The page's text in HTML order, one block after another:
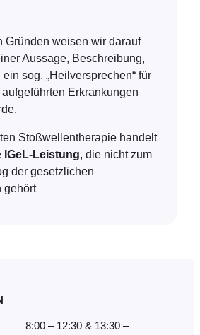
Gründen weisen wir darauf
Aussage, Beschreibung,
sog. „Heilversprechen“ für
Erkrankungen
Stoßwellentherapie handelt
IGeL-Leistung, die nicht zum
der gesetzlichen
gehört
8:00 – 12:30 & 13:30 –